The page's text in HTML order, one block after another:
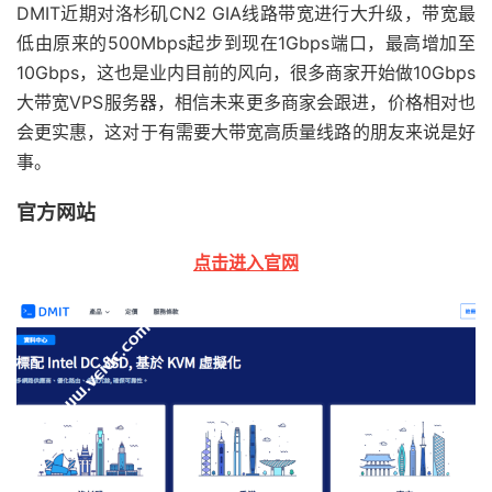
DMIT近期对洛杉矶CN2 GIA线路带宽进行大升级，带宽最
低由原来的500Mbps起步到现在1Gbps端口，最高增加至
10Gbps，这也是业内目前的风向，很多商家开始做10Gbps
大带宽VPS服务器，相信未来更多商家会跟进，价格相对也
会更实惠，这对于有需要大带宽高质量线路的朋友来说是好
事。
官方网站
点击进入官网